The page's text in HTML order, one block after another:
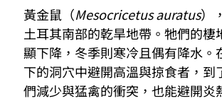
黃金鼠（Mesocricetus auratus）
土耳其南部的乾旱地帶。牠們的
顯下降，冬季則寒冷且偶有降水
下的洞穴中避開高溫與掠食者，
們減少與猛禽的衝突，也能避開炎